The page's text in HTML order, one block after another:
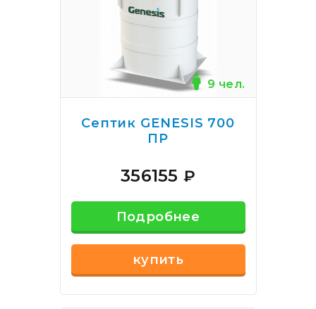
9 чел.
Септик GENESIS 700
ПР
356155 ₽
Подробнее
купить